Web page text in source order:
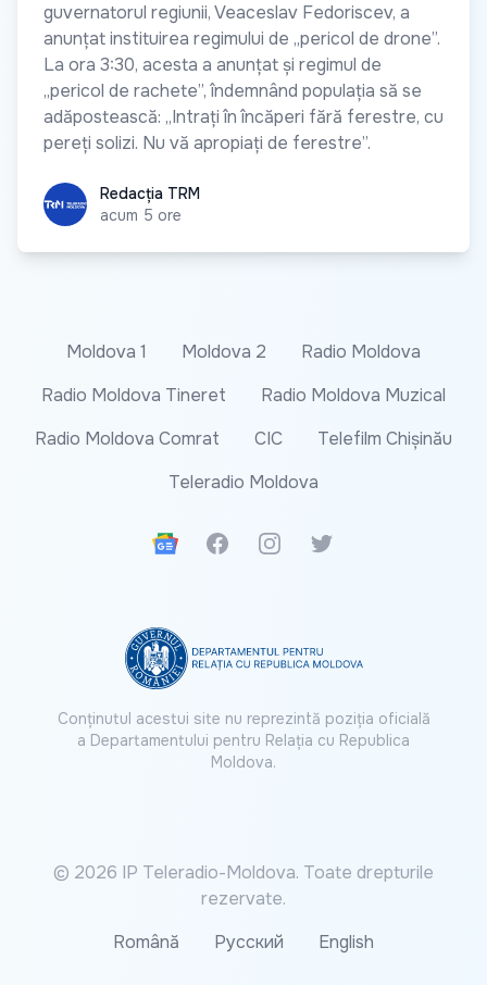
guvernatorul regiunii, Veaceslav Fedoriscev, a
anunțat instituirea regimului de „pericol de drone”.
La ora 3:30, acesta a anunțat și regimul de
„pericol de rachete”, îndemnând populația să se
adăpostească: „Intrați în încăperi fără ferestre, cu
pereți solizi. Nu vă apropiați de ferestre”.
Redacția TRM
Redacția TRM
acum 5 ore
Moldova 1 Moldova 2
Radio Moldova
Radio Moldova Tineret
Radio Moldova Muzical
Radio Moldova Comrat
CIC
Telefilm Chișinău
Teleradio Moldova
Google News
FacebookInstagramTwitter
Conținutul acestui site nu reprezintă poziția oficială
a Departamentului pentru Relația cu Republica
Moldova.
© 2026 IP Teleradio-Moldova. Toate drepturile
rezervate.
Română
Русский English